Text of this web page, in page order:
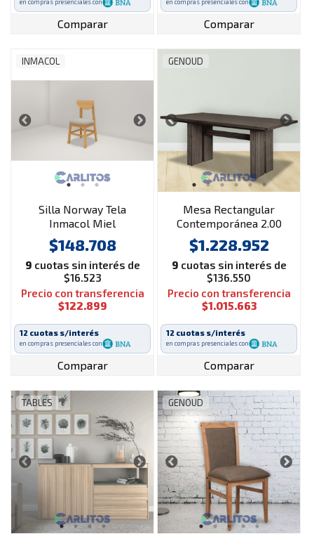
en compras presenciales con
Comparar
en compras presenciales con
Comparar
INMACOL
Silla Norway Tela
Inmacol Miel
$148.708
9 cuotas sin interés de
$16.523
Precio con transferencia
$122.899
12 cuotas s/interés
en compras presenciales con
Comparar
GENOUD
Mesa Rectangular
Contemporánea 2.00
Mts Genoud Paraíso
Ceniza
$1.228.952
9 cuotas sin interés de
$136.550
Precio con transferencia
$1.015.663
12 cuotas s/interés
en compras presenciales con
Comparar
TABLES GENOUD